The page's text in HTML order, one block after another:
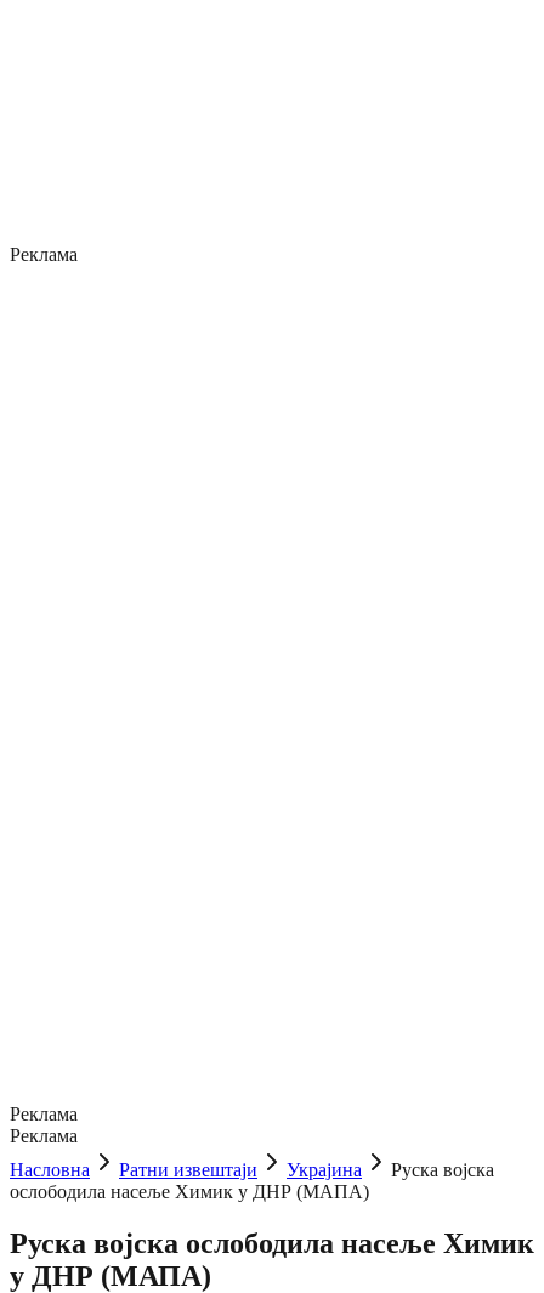
Реклама
Реклама
Реклама
Насловна
Ратни извештаји Украјина
Руска војска
ослободила насеље Химик у ДНР (МАПА)
Руска војска ослободила насеље Химик
у ДНР (МАПА)